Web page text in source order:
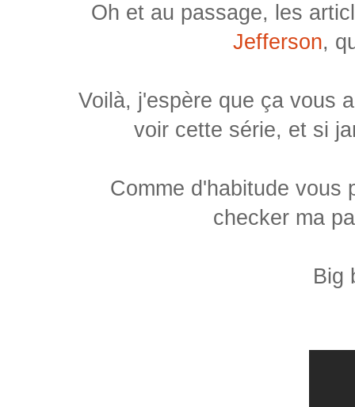
Oh et au passage, les
Jefferson,
Voilà, j'espère que ça vous
voir cette série, et si
Comme d'habitude
checker ma
Big